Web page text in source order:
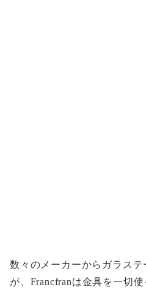
数々のメーカーからガラス
が、Francfranは金具を一切